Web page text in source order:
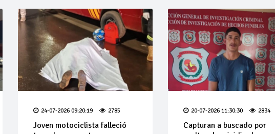
24-07-2026 09:20:19 2785
Joven motociclista falleció
20-07-2026 11:30:30 2834
Capturan a buscado por